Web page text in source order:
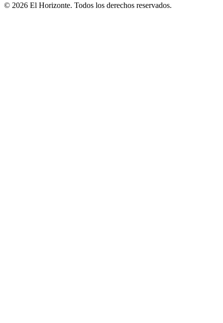
© 2026 El Horizonte. Todos los derechos reservados.